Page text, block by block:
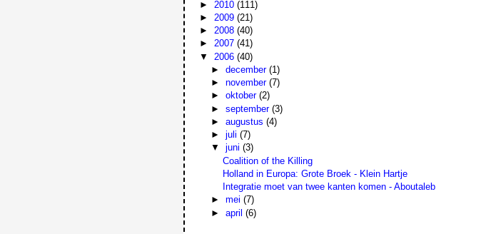
► 2010(111)
► 2009(21)
►2008(40)
►2007(41)
▼ 2006(40)
► december (1)
► november (7)
► oktober (2)
► september (3)
► augustus (4)
► juli (7)
▼ juni (3)
Coalition of the Killing
Holland in Europa: Grote Broek - Klein Hartje
Integratie moet van twee kanten komen - Aboutaleb
► mei (7)
► april (6)